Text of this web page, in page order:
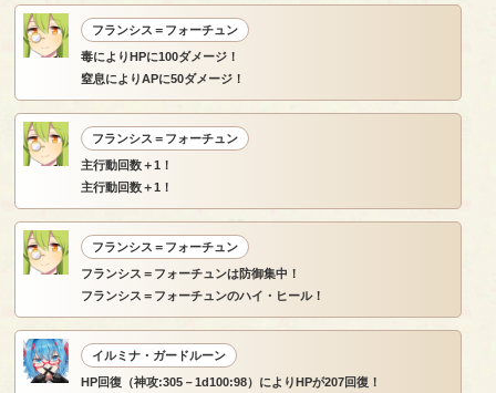
フランシス＝フォーチュン
毒によりHPに100ダメージ！
窒息によりAPに50ダメージ！
フランシス＝フォーチュン
主行動回数＋1！
主行動回数＋1！
フランシス＝フォーチュン
フランシス＝フォーチュンは防御集中！
フランシス＝フォーチュンのハイ・ヒール！
イルミナ・ガードルーン
HP回復（神攻:305－1d100:98）によりHPが207回復！